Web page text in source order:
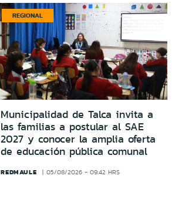
REGIONAL
Municipalidad de Talca invita a
las familias a postular al SAE
2027 y conocer la amplia oferta
de educación pública comunal
REDMAULE 05/08/2026 - 09:42 HRS